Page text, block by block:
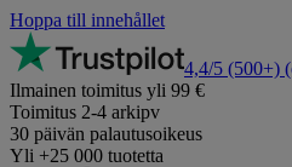
Hoppa till innehållet
4,4/5 (500+)
Ilmainen toimitus yli 99 €
Toimitus 2-4 arkipv
30 päivän palautusoikeus
Yli +25 000 tuotetta